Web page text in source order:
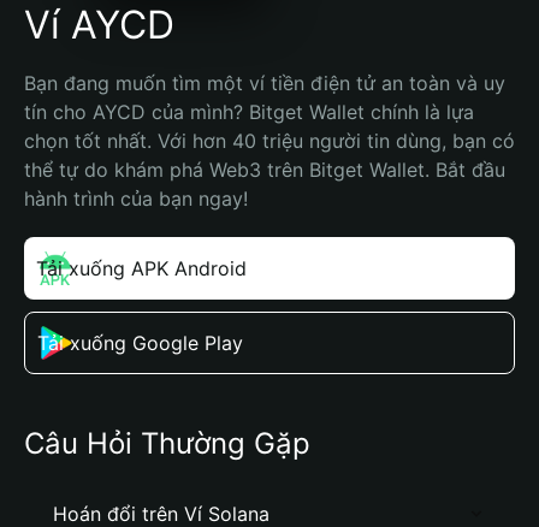
Ví AYCD
Bạn đang muốn tìm một ví tiền điện tử an toàn và uy
tín cho AYCD của mình? Bitget Wallet chính là lựa
chọn tốt nhất. Với hơn 40 triệu người tin dùng, bạn có
thể tự do khám phá Web3 trên Bitget Wallet. Bắt đầu
hành trình của bạn ngay!
Tải xuống APK Android
Tải xuống Google Play
Câu Hỏi Thường Gặp
Hoán đổi trên Ví Solana